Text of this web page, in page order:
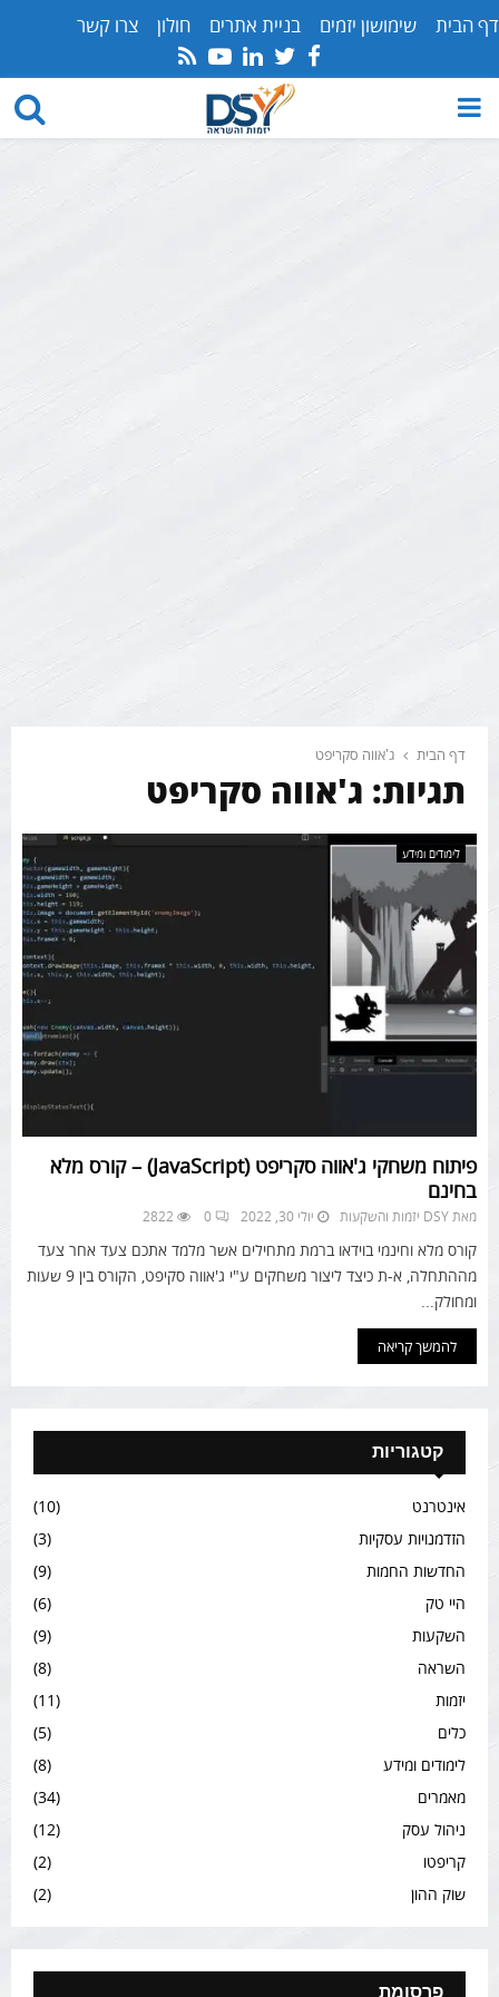
דף הבית שימושון יזמים בניית אתרים חולון צרו קשר
Facebook
Twitter
Linkedin
Youtube
Rss
PRIMARY
דף הבית ג'אווה סקריפט
תגיות: ג'אווה סקריפט
לימודים ומידע
פיתוח משחקי ג'אווה סקריפט (JavaScript) – קורס מלא
בחינם
מאתDSY יזמות והשקעות יולי 30, 2022 0
2822
קורס מלא וחינמי בוידאו ברמת מתחילים אשר מלמד אתכם צעד אחר צעד
מההתחלה, א-ת כיצד ליצור משחקים ע"י ג'אווה סקיפט, הקורס בין 9 שעות
ומחולק...
להמשך קריאה
קטגוריות
אינטרנט
(10)
הזדמנויות עסקיות
(3)
החדשות החמות
(9)
היי טק
(6)
השקעות
(9)
השראה
(8)
יזמות
(11)
כלים
(5)
לימודים ומידע
(8)
מאמרים
(34)
ניהול עסק
(12)
קריפטו
(2)
שוק ההון
(2)
פרסומת